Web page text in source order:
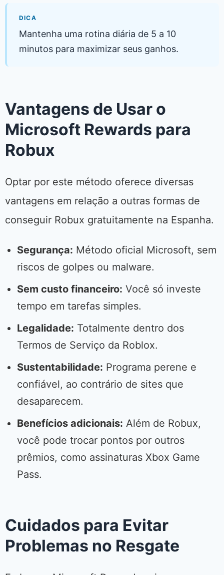
DICA
Mantenha uma rotina diária de 5 a 10
minutos para maximizar seus ganhos.
Vantagens de Usar o
Microsoft Rewards para
Robux
Optar por este método oferece diversas
vantagens em relação a outras formas de
conseguir Robux gratuitamente na Espanha.
Segurança: Método oficial Microsoft, sem
riscos de golpes ou malware.
Sem custo financeiro: Você só investe
tempo em tarefas simples.
Legalidade: Totalmente dentro dos
Termos de Serviço da Roblox.
Sustentabilidade: Programa perene e
confiável, ao contrário de sites que
desaparecem.
Benefícios adicionais: Além de Robux,
você pode trocar pontos por outros
prêmios, como assinaturas Xbox Game
Pass.
Cuidados para Evitar
Problemas no Resgate